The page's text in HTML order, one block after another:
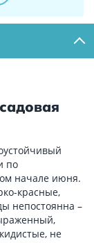
по
начале июня.
красные,
непостоянна –
не